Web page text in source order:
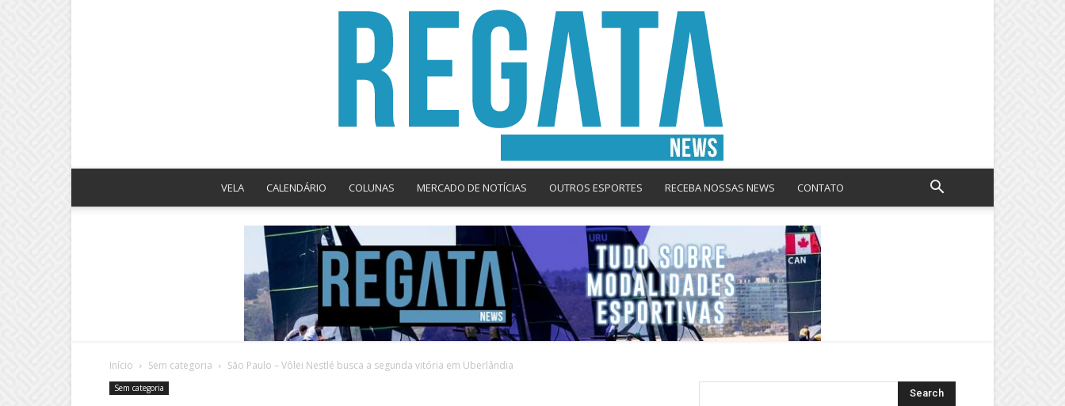
News
VELA CALENDÁRIO COLUNAS MERCADO DE NOTÍCIAS OUTROS ESPORTES RECEBA NOSSAS NEWS CONTATO
Início Sem categoria São Paulo – Vôlei Nestlé busca a segunda vitória em Uberlândia
Sem categoria